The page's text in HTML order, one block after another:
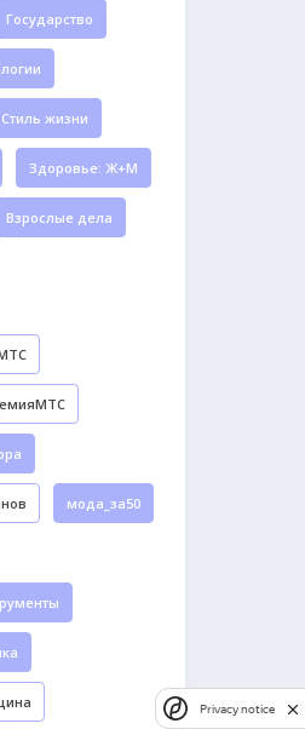
Государство
Стиль жизни
Здоровье: Ж+М
Взрослые дела
мода_за50
Privacy notice